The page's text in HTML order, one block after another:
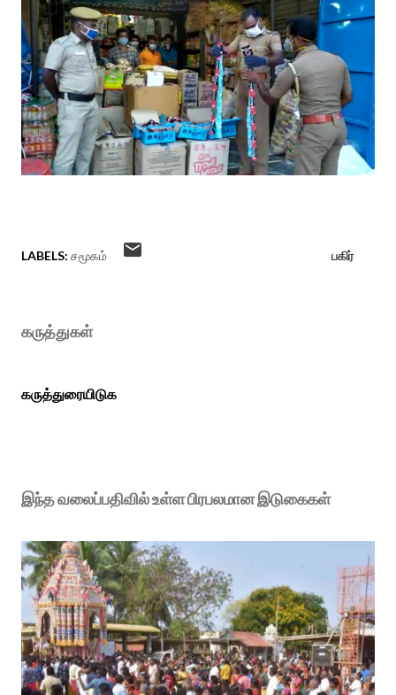
LABELS: சமூகம் பகிர்
கருத்துகள்
கருத்துரையிடுக
இந்த வலைப்பதிவில் உள்ள பிரபலமான இடுகைகள்